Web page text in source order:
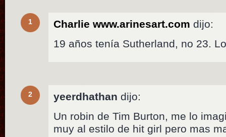
1 Charlie www.arinesart.com dijo:
19 años tenía Sutherland, no 23.
2 yeerdhathan dijo:
Un robin de Tim Burton, me lo
muy al estilo de hit girl pero mas